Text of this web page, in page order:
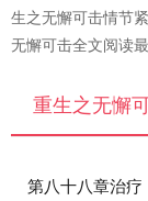
生之无懈可击情节
无懈可击全文阅读
重生之无懈
第八十八章治疗